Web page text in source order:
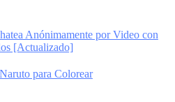
Anónimamente por Video con
[Actualizado]
para Colorear